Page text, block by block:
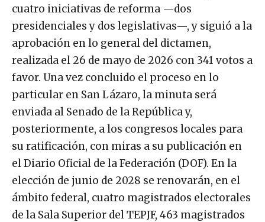
cuatro iniciativas de reforma —dos
presidenciales y dos legislativas—, y siguió a la
aprobación en lo general del dictamen,
realizada el 26 de mayo de 2026 con 341 votos a
favor. Una vez concluido el proceso en lo
particular en San Lázaro, la minuta será
enviada al Senado de la República y,
posteriormente, a los congresos locales para
su ratificación, con miras a su publicación en
el Diario Oficial de la Federación (DOF). En la
elección de junio de 2028 se renovarán, en el
ámbito federal, cuatro magistrados electorales
de la Sala Superior del TEPJF, 463 magistrados